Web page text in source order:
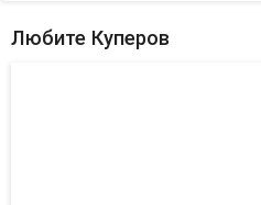
Любите Куперов